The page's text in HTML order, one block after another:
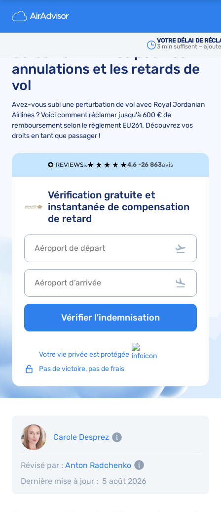
VOTRE DÉLAI DE
3 min suffisent –
Guide complet sur les
indemnités de Royal
Jordanian Airlines pour les
annulations et les retards de
vol
Avez-vous subi une perturbation de vol avec Royal Jordanian
Airlines ? Voici comment réclamer jusqu'à 600 € de
remboursement selon le règlement EU261. Découvrez vos
droits en tant que passager !
4,6 -26 863avis
Vérification gratuite et
instantanée de compensation
de retard
Vérifier l'indemnisation
Votre vie privée est protégée
Pas de victoire, pas de frais
Carole Desprez
Dernière mise à jour : 5 août 2026
Révisé par : Anton Radchenko